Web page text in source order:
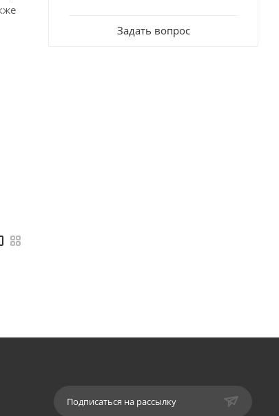
Задать вопрос
Подписаться на рассылку